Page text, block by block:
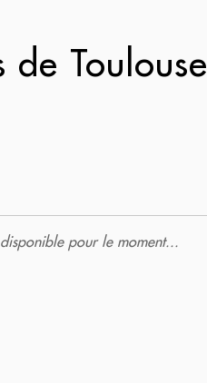
Toulouse
pour le moment...